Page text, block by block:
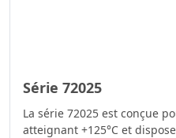
Série 72025
La série 72025 est conçue
atteignant +125°C et